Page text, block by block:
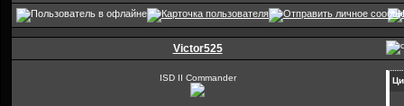
Victor525
ISD II Commander